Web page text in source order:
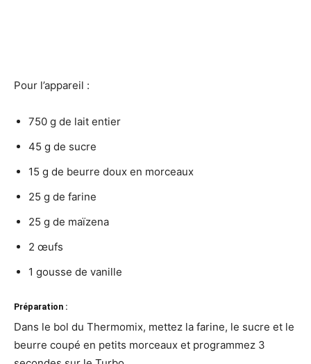
Pour l’appareil :
750 g de lait entier
45 g de sucre
15 g de beurre doux en morceaux
25 g de farine
25 g de maïzena
2 œufs
1 gousse de vanille
Préparation :
Dans le bol du Thermomix, mettez la farine, le sucre et le
beurre coupé en petits morceaux et programmez 3